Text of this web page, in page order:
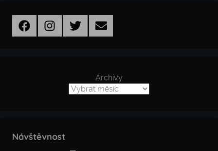
FacebookInstagramTwitter Email
Archivy
Návštěvnost